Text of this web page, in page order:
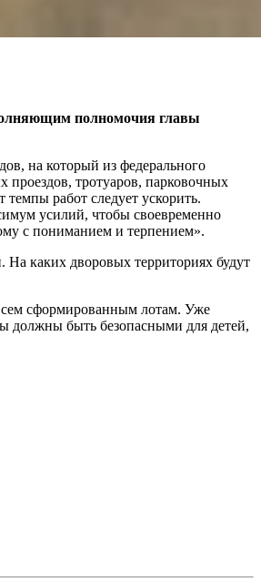
полномочия главы
на который из федерального
проездов, тротуаров, парковочных
работ следует ускорить.
усилий, чтобы своевременно
с пониманием и терпением».
На каких дворовых территориях будут
сформированным лотам. Уже
должны быть безопасными для детей,